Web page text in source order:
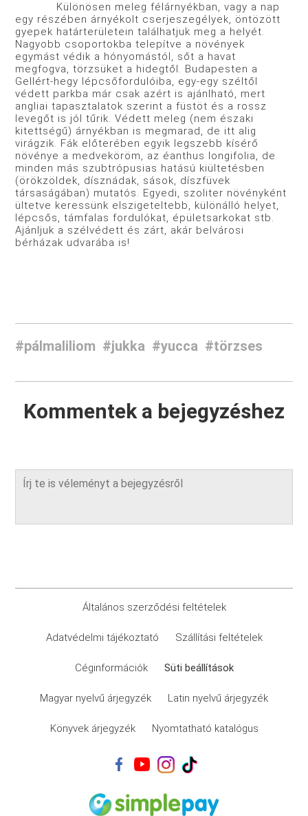
Különösen meleg félárnyékban, vagy a nap
egy részében árnyékolt cserjeszegélyek, öntözött
gyepek határterületein találhatjuk meg a helyét.
Nagyobb csoportokba telepítve a növények
egymást védik a hónyomástól, sőt a havat
megfogva, törzsüket a hidegtől. Budapesten a
Gellért-hegy lépcsőfordulóiba, egy-egy széltől
védett parkba már csak azért is ajánlható, mert
angliai tapasztalatok szerint a füstöt és a rossz
levegőt is jól tűrik. Védett meleg (nem északi
kitettségű) árnyékban is megmarad, de itt alig
virágzik. Fák előterében egyik legszebb kísérő
növénye a medveköröm, az éanthus longifolia, de
minden más szubtrópusias hatású kiültetésben
(örökzöldek, dísznádak, sások, díszfüvek
társaságában) mutatós. Egyedi, szoliter növényként
ültetve keressünk elszigeteltebb, különálló helyet,
lépcsős, támfalas fordulókat, épületsarkokat stb.
Ajánljuk a szélvédett és zárt, akár belvárosi
bérházak udvarába is!
#pálmaliliom #jukka #yucca #törzses
Kommentek a bejegyzéshez
Általános szerződési feltételek
Adatvédelmi tájékoztató Szállítási feltételek
Céginformációk Süti beállítások
Magyar nyelvű árjegyzék Latin nyelvű árjegyzék
Könyvek árjegyzék Nyomtatható katalógus